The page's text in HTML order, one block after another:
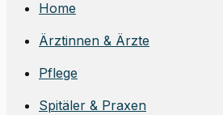
Home
Ärztinnen & Ärzte
Pflege
Spitäler & Praxen